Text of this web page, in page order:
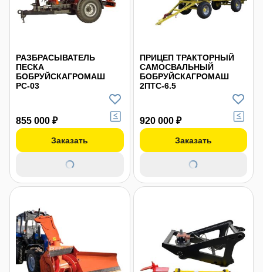
РАЗБРАСЫВАТЕЛЬ
ПЕСКА
БОБРУЙСКАГРОМАШ
РС-03
855 000 ₽
Заказать
ПРИЦЕП ТРАКТОРНЫЙ
САМОСВАЛЬНЫЙ
БОБРУЙСКАГРОМАШ
2ПТС-6.5
920 000 ₽
Заказать